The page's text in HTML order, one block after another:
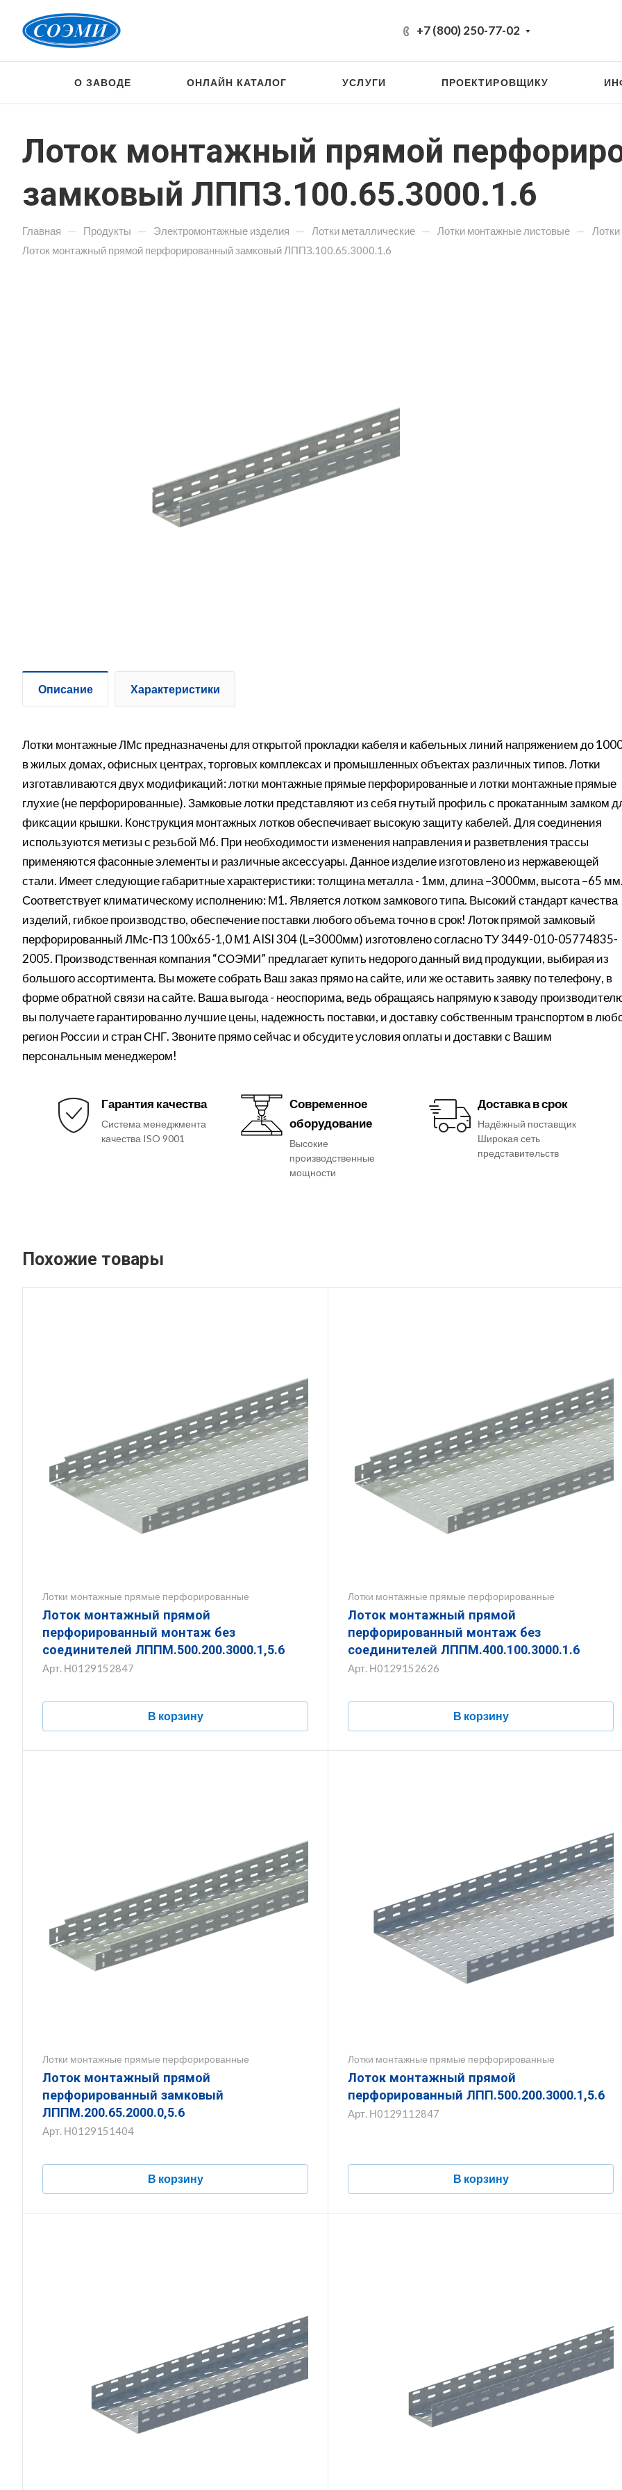
+7 (800) 250-77-02
О ЗАВОДЕ ОНЛАЙН КАТАЛОГ УСЛУГИ ПРОЕКТИРОВЩИКУ
Лоток монтажный прямой
замковый ЛППЗ.100.65.3000.1.6
Главная — Продукты — Электромонтажные изделия — Лотки металлические — Лотки монтажные листовые —
Лоток монтажный прямой перфорированный замковый ЛППЗ.100.65.3000.1.6
Описание Характеристики
Лотки монтажные ЛМс предназначены для открытой прокладки кабеля и кабельных линий напряжением до
в жилых домах, офисных центрах, торговых комплексах и промышленных объектах различных типов. Лотки
изготавливаются двух модификаций: лотки монтажные прямые перфорированные и лотки монтажные прямые
глухие (не перфорированные). Замковые лотки представляют из себя гнутый профиль с прокатанным замком
фиксации крышки. Конструкция монтажных лотков обеспечивает высокую защиту кабелей. Для соединения
используются метизы с резьбой М6. При необходимости изменения направления и разветвления трассы
применяются фасонные элементы и различные аксессуары. Данное изделие изготовлено из нержавеющей
стали. Имеет следующие габаритные характеристики: толщина металла - 1мм, длина –3000мм, высота –65
Соответствует климатическому исполнению: М1. Является лотком замкового типа. Высокий стандарт качества
изделий, гибкое производство, обеспечение поставки любого объема точно в срок! Лоток прямой замковый
перфорированный ЛМс-ПЗ 100х65-1,0 М1 AISI 304 (L=3000мм) изготовлено согласно ТУ 3449-010-05774835-
2005. Производственная компания “СОЭМИ” предлагает купить недорого данный вид продукции, выбирая из
большого ассортимента. Вы можете собрать Ваш заказ прямо на сайте, или же оставить заявку по телефону, в
форме обратной связи на сайте. Ваша выгода - неоспорима, ведь обращаясь напрямую к заводу
вы получаете гарантированно лучшие цены, надежность поставки, и доставку собственным транспортом в
регион России и стран СНГ. Звоните прямо сейчас и обсудите условия оплаты и доставки с Вашим
персональным менеджером!
Гарантия качества
Система менеджмента
качества ISO 9001
Современное
оборудование
Высокие
производственные
мощности
Доставка в срок
Надёжный поставщик
Широкая сеть
представительств
Похожие товары
Лотки монтажные прямые перфорированные
Лоток монтажный прямой
перфорированный монтаж без
соединителей ЛППМ.500.200.3000.1,5.6
Арт. Н0129152847
В корзину
Лотки монтажные прямые перфорированные
Лоток монтажный прямой
перфорированный монтаж без
соединителей ЛППМ.400.100.3000.1.6
Арт. Н0129152626
В корзину
Лотки монтажные прямые перфорированные
Лоток монтажный прямой
перфорированный замковый
ЛППМ.200.65.2000.0,5.6
Арт. Н0129151404
В корзину
Лотки монтажные прямые перфорированные
Лоток монтажный прямой
перфорированный ЛПП.500.200.3000.1,5.6
Арт. Н0129112847
В корзину